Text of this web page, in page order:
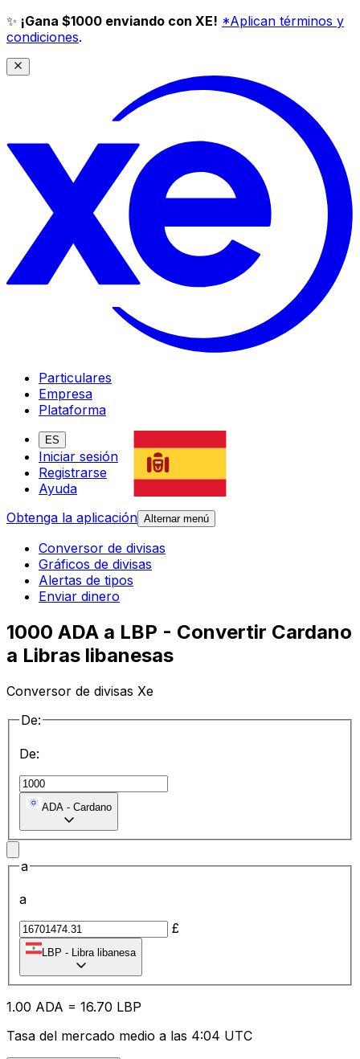
✨ ¡Gana $1000 enviando con XE! *Aplican términos y
condiciones.
Particulares
Empresa
Plataforma
ES
Iniciar sesión
Registrarse
Ayuda
Obtenga la aplicación Alternar menú
Conversor de divisas
Gráficos de divisas
Alertas de tipos
Enviar dinero
1000 ADA a LBP - Convertir Cardano
a Libras libanesas
Conversor de divisas Xe
De:
De:
ADA - Cardano
a
a
£
LBP - Libra libanesa
1.00 ADA = 16.70 LBP
Tasa del mercado medio a las 4:04 UTC